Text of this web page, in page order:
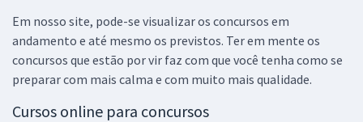
Em nosso site, pode-se visualizar os concursos em
andamento e até mesmo os previstos. Ter em mente os
concursos que estão por vir faz com que você tenha como se
preparar com mais calma e com muito mais qualidade.
Cursos online para concursos